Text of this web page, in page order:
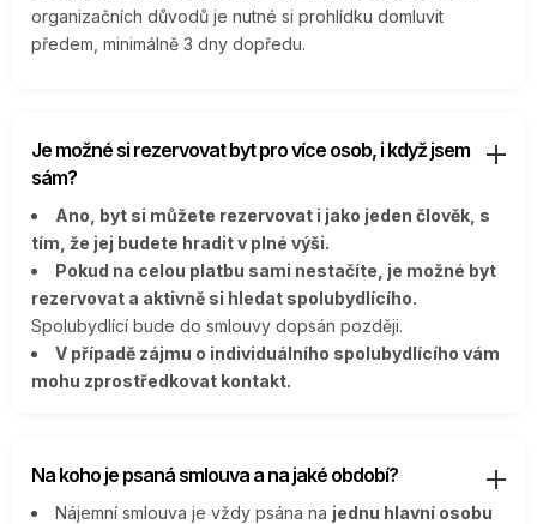
organizačních důvodů je nutné si prohlídku domluvit
předem, minimálně 3 dny dopředu.
Je možné si rezervovat byt pro více osob, i když jsem
sám?
Ano, byt si můžete rezervovat i jako jeden člověk, s
tím, že jej budete hradit v plné výši.
Pokud na celou platbu sami nestačíte, je možné byt
rezervovat a aktivně si hledat spolubydlícího.
Spolubydlící bude do smlouvy dopsán později.
V případě zájmu o individuálního spolubydlícího vám
mohu zprostředkovat kontakt.
Na koho je psaná smlouva a na jaké období?
Nájemní smlouva je vždy psána na jednu hlavní osobu